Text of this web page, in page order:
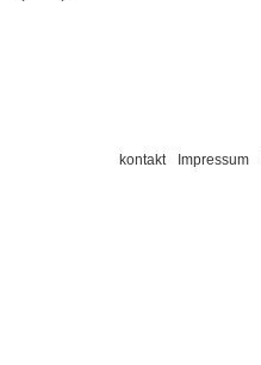
kontakt Impressum